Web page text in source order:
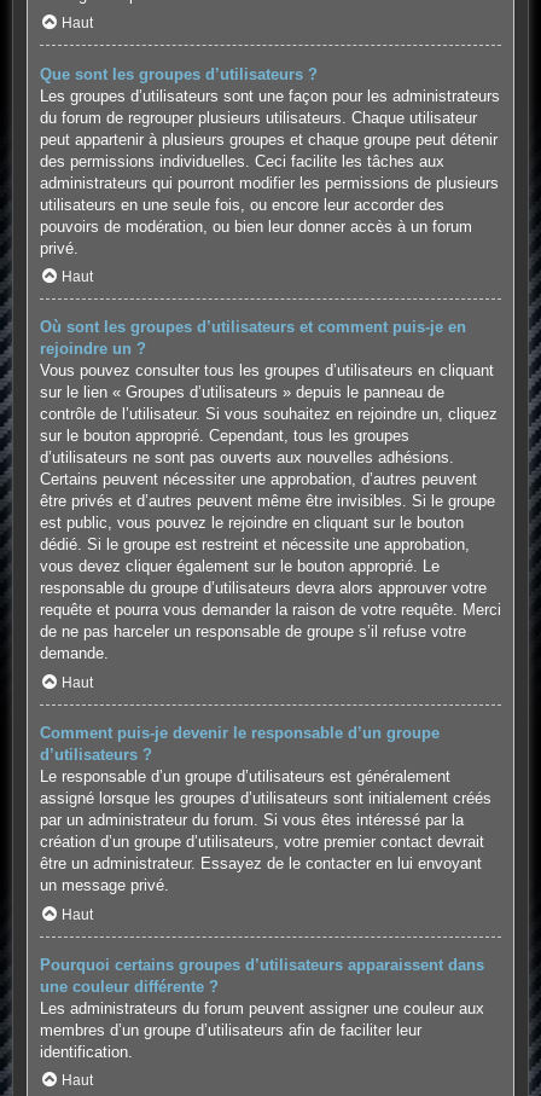
Haut
Que sont les groupes d’utilisateurs ?
Les groupes d’utilisateurs sont une façon pour les administrateurs
du forum de regrouper plusieurs utilisateurs. Chaque utilisateur
peut appartenir à plusieurs groupes et chaque groupe peut détenir
des permissions individuelles. Ceci facilite les tâches aux
administrateurs qui pourront modifier les permissions de plusieurs
utilisateurs en une seule fois, ou encore leur accorder des
pouvoirs de modération, ou bien leur donner accès à un forum
privé.
Haut
Où sont les groupes d’utilisateurs et comment puis-je en
rejoindre un ?
Vous pouvez consulter tous les groupes d’utilisateurs en cliquant
sur le lien « Groupes d’utilisateurs » depuis le panneau de
contrôle de l’utilisateur. Si vous souhaitez en rejoindre un, cliquez
sur le bouton approprié. Cependant, tous les groupes
d’utilisateurs ne sont pas ouverts aux nouvelles adhésions.
Certains peuvent nécessiter une approbation, d’autres peuvent
être privés et d’autres peuvent même être invisibles. Si le groupe
est public, vous pouvez le rejoindre en cliquant sur le bouton
dédié. Si le groupe est restreint et nécessite une approbation,
vous devez cliquer également sur le bouton approprié. Le
responsable du groupe d’utilisateurs devra alors approuver votre
requête et pourra vous demander la raison de votre requête. Merci
de ne pas harceler un responsable de groupe s’il refuse votre
demande.
Haut
Comment puis-je devenir le responsable d’un groupe
d’utilisateurs ?
Le responsable d’un groupe d’utilisateurs est généralement
assigné lorsque les groupes d’utilisateurs sont initialement créés
par un administrateur du forum. Si vous êtes intéressé par la
création d’un groupe d’utilisateurs, votre premier contact devrait
être un administrateur. Essayez de le contacter en lui envoyant
un message privé.
Haut
Pourquoi certains groupes d’utilisateurs apparaissent dans
une couleur différente ?
Les administrateurs du forum peuvent assigner une couleur aux
membres d’un groupe d’utilisateurs afin de faciliter leur
identification.
Haut